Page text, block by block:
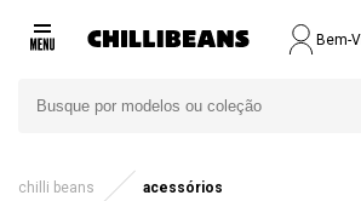
Bem-
chilli beans acessórios